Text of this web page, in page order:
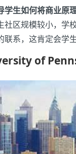
生如何将商业原
社区规模较小，学
系，这肯定会学
of